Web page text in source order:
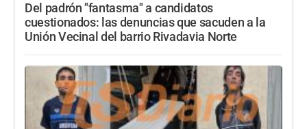
Del padrón "fantasma" a candidatos
cuestionados: las denuncias que sacuden a la
Unión Vecinal del barrio Rivadavia Norte